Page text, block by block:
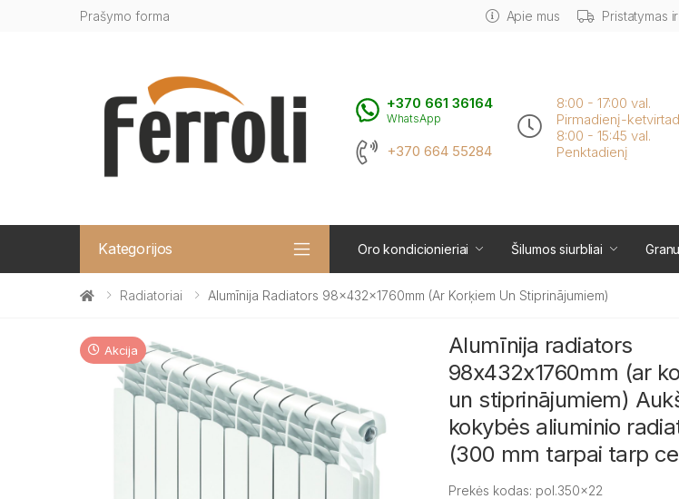
Prašymo forma Apie mus Pristatymas
+370 661 36164
WhatsApp
+370 664 55284
8:00 - 17:00 val.
Pirmadienį-
8:00 - 15:45 val.
Penktadienį
Kategorijos Oro kondicionieriai Šilumos siurbliai
Radiatoriai Alumīnija Radiators 98x432x1760mm (ar Korķiem Un Stiprinājumiem)
Akcija
Alumīnija radiators
98x432x1760mm (ar
un stiprinājumiem)
kokybės aliuminio
(300 mm tarpai tarp
Prekės kodas: pol.350x22